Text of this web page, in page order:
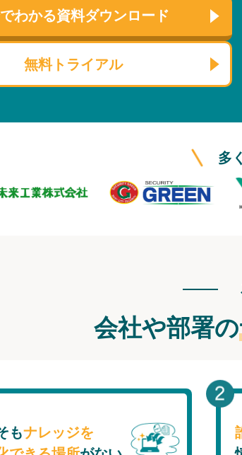
わかる資料ダウンロード
無料トライアル
多
会社や部署の
もナレッジを